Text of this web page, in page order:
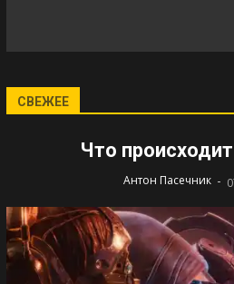
СВЕЖЕЕ
Что
Антон Пасечник -